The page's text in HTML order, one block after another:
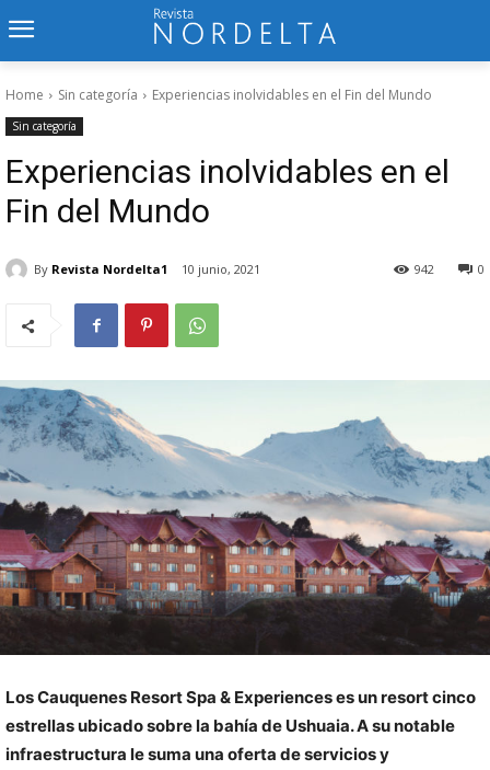
Home Sin categoría Experiencias inolvidables en el Fin del Mundo
Sin categoría
Experiencias inolvidables en el
Fin del Mundo
By Revista Nordelta1 10 junio, 2021 0
942
Los Cauquenes Resort Spa & Experiences es un resort cinco
estrellas ubicado sobre la bahía de Ushuaia. A su notable
infraestructura le suma una oferta de servicios y